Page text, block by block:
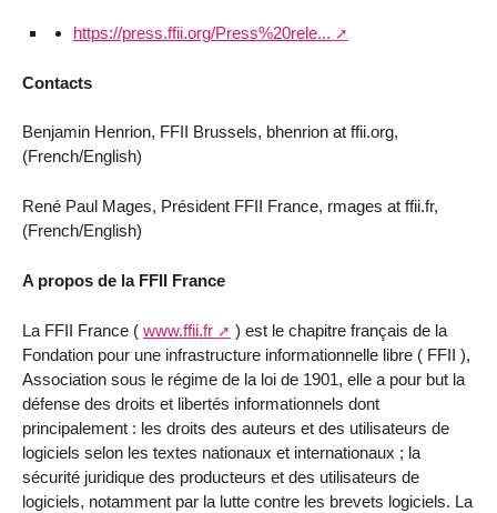
https://press.ffii.org/Press%20rele...
Contacts
Benjamin Henrion, FFII Brussels, bhenrion at ffii.org,
(French/English)
René Paul Mages, Président FFII France, rmages at ffii.fr,
(French/English)
A propos de la FFII France
La FFII France ( www.ffii.fr
) est le chapitre français de la
Fondation pour une infrastructure informationnelle libre ( FFII ),
Association sous le régime de la loi de 1901, elle a pour but la
défense des droits et libertés informationnels dont
principalement : les droits des auteurs et des utilisateurs de
logiciels selon les textes nationaux et internationaux ; la
sécurité juridique des producteurs et des utilisateurs de
logiciels, notamment par la lutte contre les brevets logiciels. La